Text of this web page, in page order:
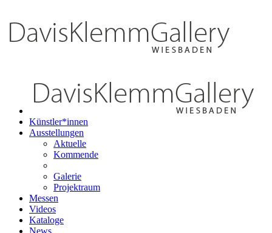
Künstler*innen
Ausstellungen
Aktuelle
Kommende
Galerie
Projektraum
Messen
Videos
Kataloge
News